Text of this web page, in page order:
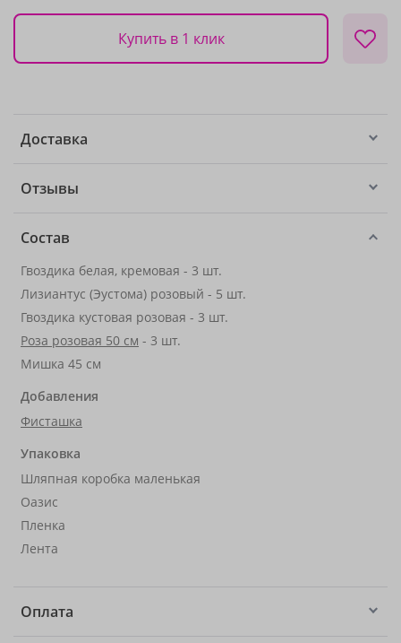
Купить в 1 клик
Доставка
Отзывы
Состав
Гвоздика белая, кремовая - 3 шт.
Лизиантус (Эустома) розовый - 5 шт.
Гвоздика кустовая розовая - 3 шт.
Роза розовая 50 см - 3 шт.
Мишка 45 см
Добавления
Фисташка
Упаковка
Шляпная коробка маленькая
Оазис
Пленка
Лента
Оплата